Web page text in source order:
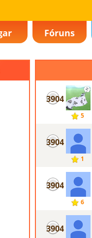
Fóruns
3904
5
3904
1
3904
6
3904